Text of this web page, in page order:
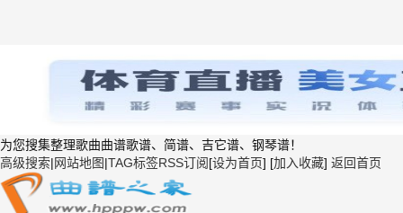
为您搜集整理歌曲曲谱歌谱、简谱、吉它谱、钢琴谱！
高级搜索|网站地图|TAG标签RSS订阅[设为首页] [加入收藏] 返回首页